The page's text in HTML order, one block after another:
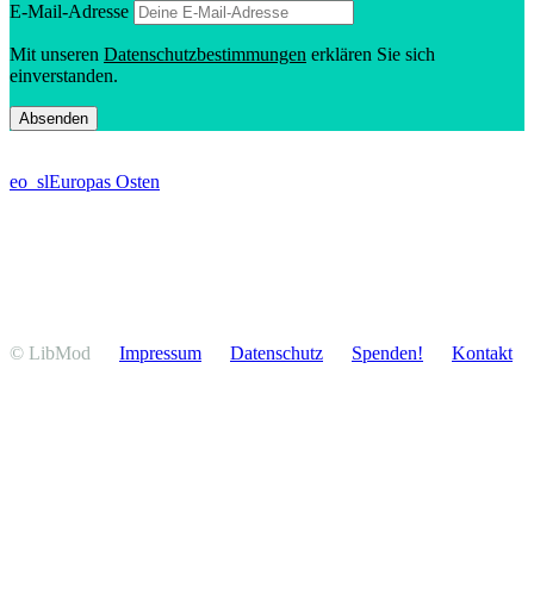
E‑Mail-Adresse
Mit unseren Daten­schutz­be­stim­mungen erklären Sie sich
einverstanden.
eo_slEuropas Osten
© LibMod Impressum Daten­schutz Spenden! Kontakt